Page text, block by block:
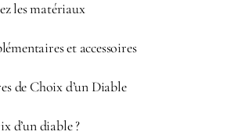
les matériaux
et accessoires
de Choix d’un Diable
d’un diable ?